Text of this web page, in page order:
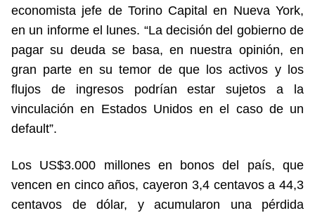
economista jefe de Torino Capital en Nueva York,
en un informe el lunes. “La decisión del gobierno de
pagar su deuda se basa, en nuestra opinión, en
gran parte en su temor de que los activos y los
flujos de ingresos podrían estar sujetos a la
vinculación en Estados Unidos en el caso de un
default”.
Los US$3.000 millones en bonos del país, que
vencen en cinco años, cayeron 3,4 centavos a 44,3
centavos de dólar, y acumularon una pérdida